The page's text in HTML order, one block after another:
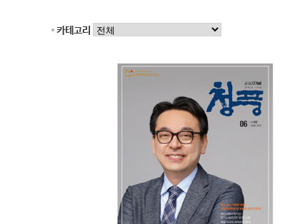
카테고리